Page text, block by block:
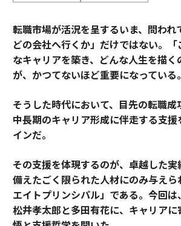
転職市場が活況を呈するいま、問われ
どの会社へ行くか」だけではない。「
なキャリアを築き、どんな人生を描く
が、かつてないほど重要になっている。
そうした時代において、目先の転職成
中長期のキャリア形成に伴走する支
インだ。
その支援を体現するのが、卓越した
備えたごく限られた人材にのみ与え
エイトプリンシパル」である。今回は
松井孝太郎と多田有花に、キャリア